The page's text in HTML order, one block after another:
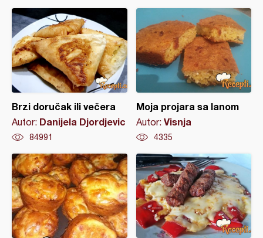
Brzi doručak ili večera
Autor: Danijela Djordjevic
84991
Moja projara sa lanom
Autor: Visnja
4335